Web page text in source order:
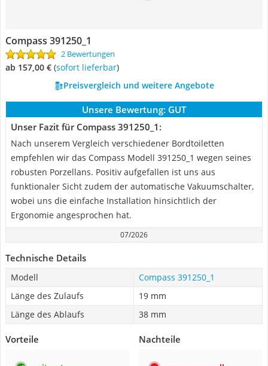
Compass ‎391250_1
2 Bewertungen
ab 157,00 € ( Sofort lieferbar)
Preisvergleich und weitere Angebote
Unsere Bewertung: GUT
Unser Fazit für Compass ‎391250_1:
Nach unserem Vergleich verschiedener Bordtoiletten
empfehlen wir das Compass Modell 391250_1 wegen seines
robusten Porzellans. Positiv aufgefallen ist uns aus
funktionaler Sicht zudem der automatische Vakuumschalter,
wobei uns die einfache Installation hinsichtlich der
Ergonomie angesprochen hat.
07/2026
Technische Details
Modell
Compass ‎391250_1
Länge des Zulaufs
19 mm
Länge des Ablaufs
38 mm
Vorteile Nachteile